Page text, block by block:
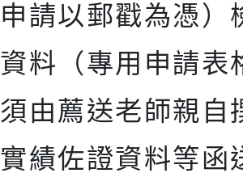
申請以郵戳為憑）
資料（專用申請表
須由薦送老師親自
實績佐證資料等函